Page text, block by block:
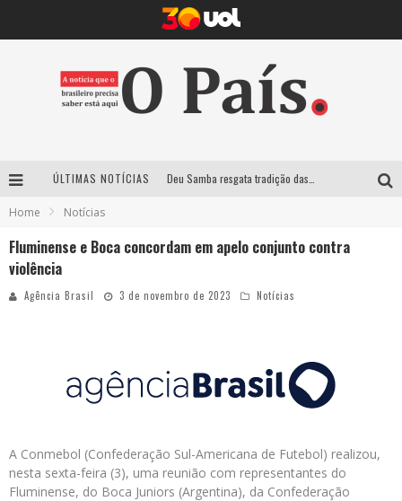
ÚLTIMAS NOTÍCIAS
Maior Campeonato de Drift da América Latina retorna ao Mega Space em março
Home Notícias
Fluminense e Boca concordam em apelo conjunto contra
violência
Agência Brasil 3 de novembro de 2023 Notícias
A Conmebol (Confederação Sul-Americana de Futebol) realizou,
nesta sexta-feira (3), uma reunião com representantes do
Fluminense, do Boca Juniors (Argentina), da Confederação